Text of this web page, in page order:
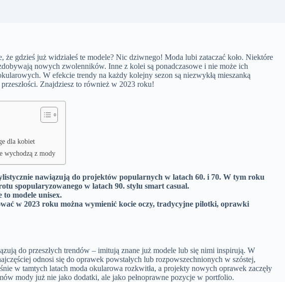
że gdzieś już widziałeś te modele? Nic dziwnego! Moda lubi zataczać koło. Niektóre
nowych zwolenników. Inne z kolei są ponadczasowe i nie może ich
W efekcie trendy na każdy kolejny sezon są niezwykłą mieszanką
Znajdziesz to również w 2023 roku!
dla kobiet
wychodzą z mody
nawiązują do projektów popularnych w latach 60. i 70. W tym roku
spopularyzowanego w latach 90. stylu smart casual.
modele unisex.
w 2023 roku można wymienić kocie oczy, tradycyjne pilotki, oprawki
do przeszłych trendów – imitują znane już modele lub się nimi inspirują. W
odnosi się do oprawek powstałych lub rozpowszechnionych w szóstej,
w tamtych latach moda okularowa rozkwitła, a projekty nowych oprawek zaczęły
mody już nie jako dodatki, ale jako pełnoprawne pozycje w portfolio.